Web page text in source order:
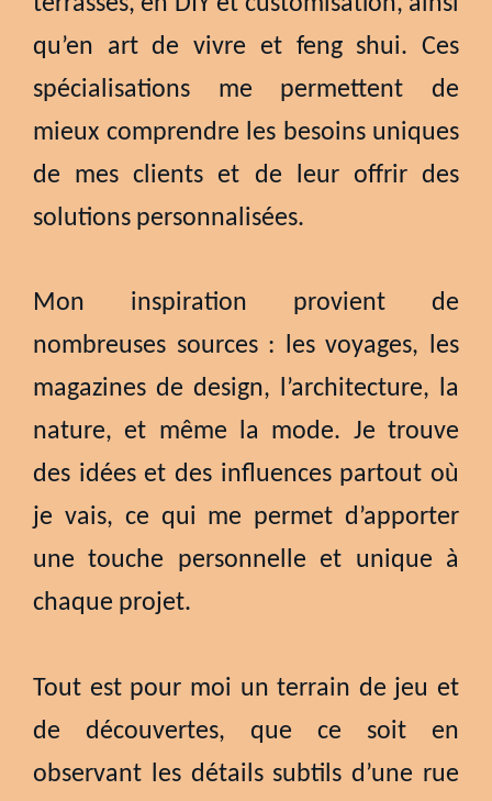
qu’en art de vivre et feng shui. Ces
spécialisations me permettent de
mieux comprendre les besoins uniques
de mes clients et de leur offrir des
solutions personnalisées.
Mon inspiration provient de
nombreuses sources : les voyages, les
magazines de design, l’architecture, la
nature, et même la mode. Je trouve
des idées et des influences partout où
je vais, ce qui me permet d’apporter
une touche personnelle et unique à
chaque projet.
Tout est pour moi un terrain de jeu et
de découvertes, que ce soit en
observant les détails subtils d’une rue